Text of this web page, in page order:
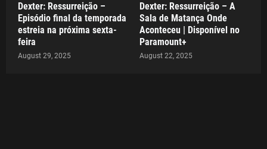
Dexter: Ressurreição –
Episódio final da temporada
estreia na próxima sexta-
feira
August 29, 2025
Dexter: Ressurreição – A
Sala de Matança Onde
Aconteceu | Disponível no
Paramount+
August 22, 2025